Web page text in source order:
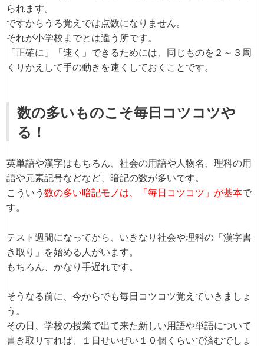
られます。
ですからうろ覚えでは点数になりません。
それが小学校までとは違う所です。
「正確に」「速く」できるためには、同じものを２～３周
くりかえして手の動きを速くしておくことです。
数の多いものこそ毎日コツコツや
る！
英単語や漢字はもちろん、社会の用語や人物名、理科の用
語や元素記号などなど、暗記の数が多いです。
こういう 数の多い暗記モノは、「毎日コツコツ」が基本で
す。
テスト週間になってから、いきなり社会や理科の「漢字書
き取り」を始める人がいます。
もちろん、かなり手遅れです。
そうなる前に、今からでも毎日コツコツ覚えていきましょ
う。
その日、学校の授業で出て来た新しい用語や単語について
書き取りすれば、１日せいぜい１０個くらいで済むでしょ